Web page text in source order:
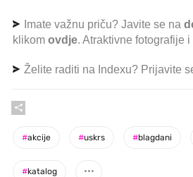
Imate važnu priču? Javite se na
klikom ovdje. Atraktivne fotografije
Želite raditi na Indexu? Prijavite
#akcije #uskrs #blagdani
#katalog